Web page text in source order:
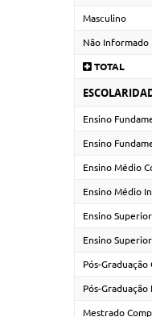
Masculino
Não Informado
TOTAL
Ensino
Ensino
Ensino Médio
Ensino Médio
Ensino
Ensino
Pós-Graduação
Pós-
Mestrado